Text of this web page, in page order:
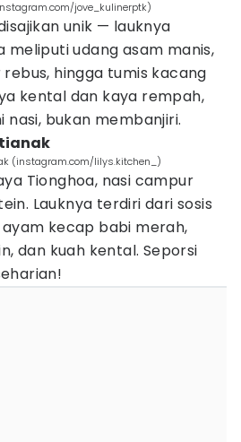
jove_kulinerptk)
unik — lauknya
meliputi udang asam manis,
hingga tumis kacang
kental dan kaya rempah,
bukan membanjiri.
(instagram.com/lilys.kitchen_)
Tionghoa, nasi campur
Lauknya terdiri dari sosis
ayam kecap babi merah,
dan kuah kental. Seporsi